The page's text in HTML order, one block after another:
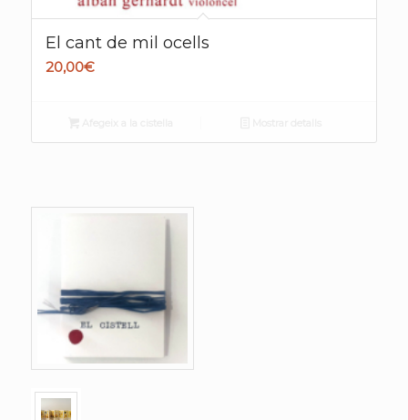
El cant de mil ocells
20,00€